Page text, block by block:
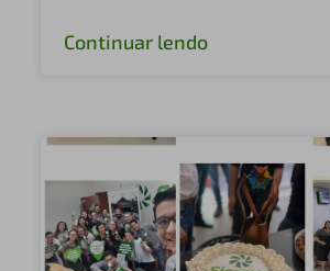
Central Sicredi SP
Sicredi Costa Oeste
Sicredi Santo Augusto
Sicredi Aranxigu MT
Continuar lendo